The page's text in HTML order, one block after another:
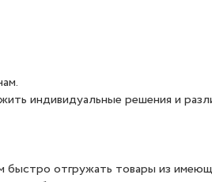
индивидуальные решения и
быстро отгружать товары из